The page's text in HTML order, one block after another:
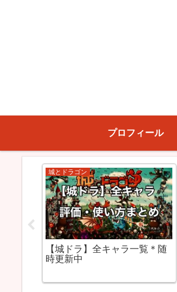
プロフィール
コスト2(進撃)
【城ドラ】オークの評価！ま
さに鬼のような耐久力